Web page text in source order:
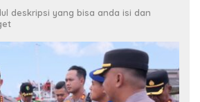
deskripsi yang bisa anda isi dan